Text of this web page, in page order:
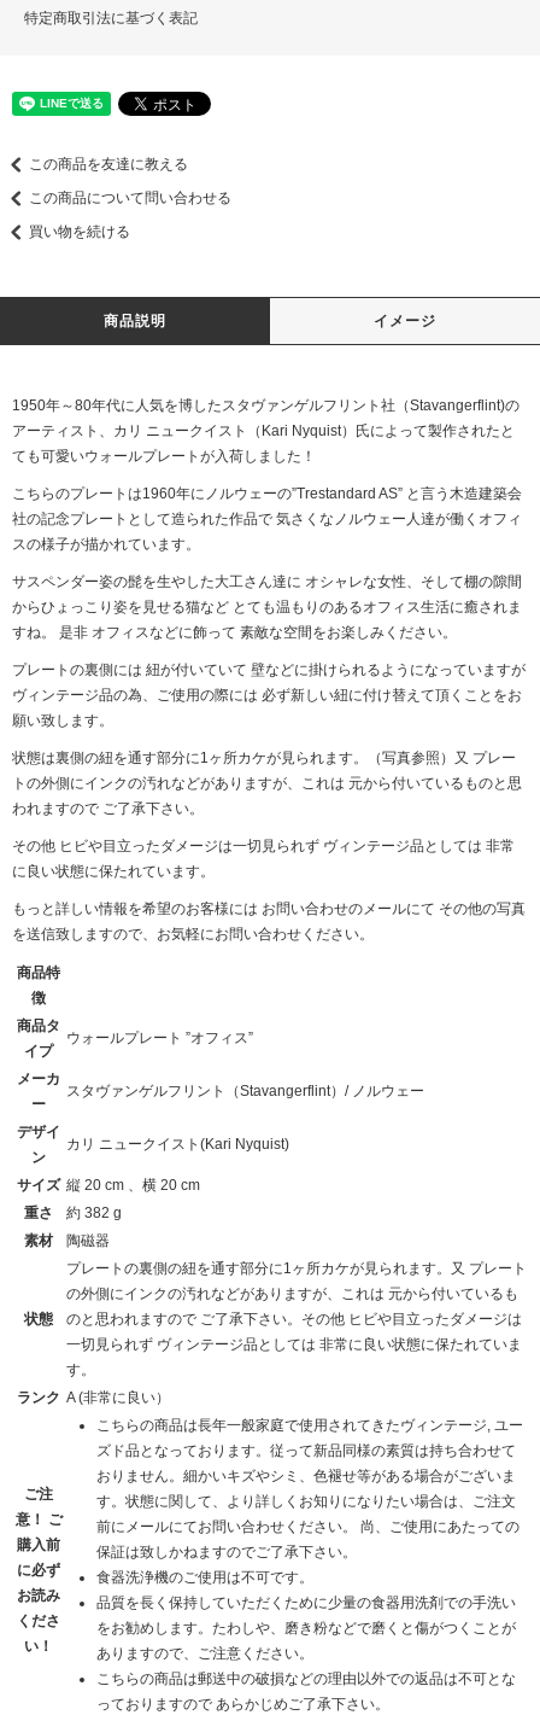
特定商取引法に基づく表記
この商品を友達に教える
この商品について問い合わせる
買い物を続ける
商品説明 イメージ
1950年～80年代に人気を博したスタヴァンゲルフリント社（Stavangerflint)の
アーティスト、カリ ニュークイスト（Kari Nyquist）氏によって製作されたと
ても可愛いウォールプレートが入荷しました！
こちらのプレートは1960年にノルウェーの”Trestandard AS” と言う木造建築会
社の記念プレートとして造られた作品で 気さくなノルウェー人達が働くオフィ
スの様子が描かれています。
サスペンダー姿の髭を生やした大工さん達に オシャレな女性、そして棚の隙間
からひょっこり姿を見せる猫など とても温もりのあるオフィス生活に癒されま
すね。 是非 オフィスなどに飾って 素敵な空間をお楽しみください。
プレートの裏側には 紐が付いていて 壁などに掛けられるようになっていますが
ヴィンテージ品の為、ご使用の際には 必ず新しい紐に付け替えて頂くことをお
願い致します。
状態は裏側の紐を通す部分に1ヶ所カケが見られます。（写真参照）又 プレー
トの外側にインクの汚れなどがありますが、これは 元から付いているものと思
われますので ご了承下さい。
その他 ヒビや目立ったダメージは一切見られず ヴィンテージ品としては 非常
に良い状態に保たれています。
もっと詳しい情報を希望のお客様には お問い合わせのメールにて その他の写真
を送信致しますので、お気軽にお問い合わせください。
商品特
徴
商品タ
イプ
ウォールプレート ”オフィス”
メーカ
ー
スタヴァンゲルフリント（Stavangerflint）/ ノルウェー
デザイ
ン
カリ ニュークイスト(Kari Nyquist)
サイズ 縦 20 cm 、横 20 cm
重さ
約 382 g
素材
陶磁器
状態
プレートの裏側の紐を通す部分に1ヶ所カケが見られます。又 プレート
の外側にインクの汚れなどがありますが、これは 元から付いているも
のと思われますので ご了承下さい。その他 ヒビや目立ったダメージは
一切見られず ヴィンテージ品としては 非常に良い状態に保たれていま
す。
ランク A (非常に良い）
ご注
意！ ご
購入前
に必ず
お読み
くださ
い！
こちらの商品は長年一般家庭で使用されてきたヴィンテージ, ユー
ズド品となっております。従って新品同様の素質は持ち合わせて
おりません。細かいキズやシミ、色褪せ等がある場合がございま
す。状態に関して、より詳しくお知りになりたい場合は、ご注文
前にメールにてお問い合わせください。 尚、ご使用にあたっての
保証は致しかねますのでご了承下さい。
食器洗浄機のご使用は不可です。
品質を長く保持していただくために少量の食器用洗剤での手洗い
をお勧めします。たわしや、磨き粉などで磨くと傷がつくことが
ありますので、ご注意ください。
こちらの商品は郵送中の破損などの理由以外での返品は不可とな
っておりますので あらかじめご了承下さい。